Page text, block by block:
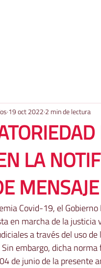
LA
19 oct 2022 2 min de lectura
Covid-19, el
en marcha de la
a través del uso
Sin embargo, dicha
de junio de la presente